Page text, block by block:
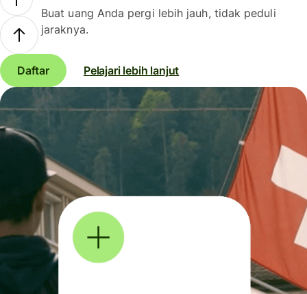
Buat uang Anda pergi lebih jauh, tidak peduli
jaraknya.
Daftar Pelajari lebih lanjut